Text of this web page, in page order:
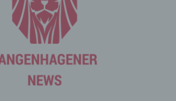
(4) um Strafverfolgungsbehörden
die zur Strafverfolgung
bereitzustellen. Diese
Daten und Informationen werden
einerseits statistisch und ferner mit dem
unserem Unternehmen zu erhöhen,